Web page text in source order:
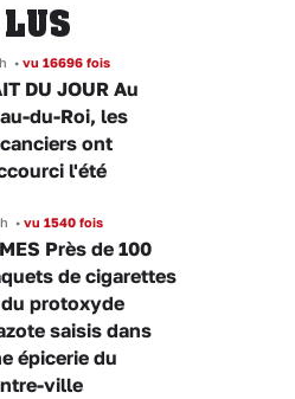
• vu 16696 fois
DU JOUR Au
du-Roi, les
ont
l'été
• vu 1540 fois
Près de 100
de cigarettes
protoxyde
saisis dans
épicerie du
ville